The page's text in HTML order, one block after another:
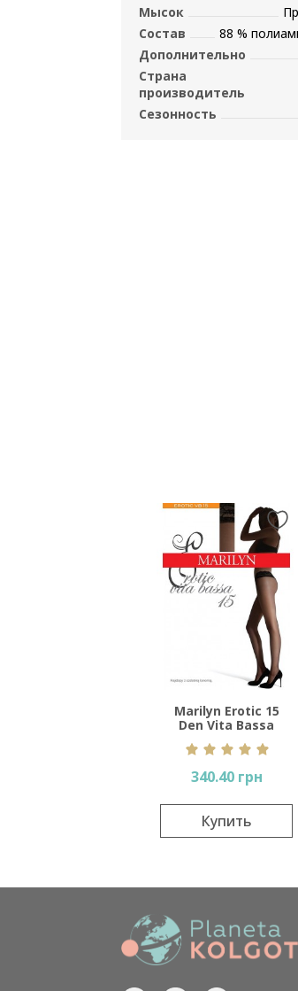
Мысок
Состав
88 %
Дополнительно
Страна
производитель
Сезонность
Marilyn Erotic 15
Den Vita Bassa
340.40 грн
Купить